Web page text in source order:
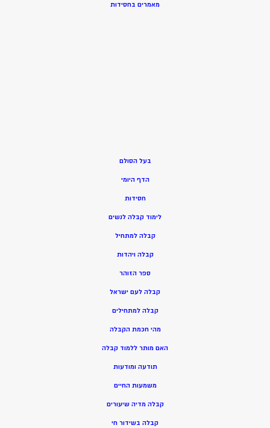
מאמרים בחסידות
בעל הסולם
הדף היומי
חסידות
לימוד קבלה לנשים
קבלה למתחיל
קבלה ויהדות
ספר הזוהר
קבלה לעם ישראל
קבלה למתחילים
מהי חכמת הקבלה
האם מותר ללמוד קבלה
תודעה ומודעות
משמעות החיים
קבלה מדיה שיעורים
קבלה בשידור חי